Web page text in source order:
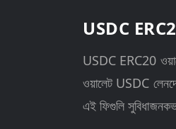
USDC
USDC ERC20
ওয়ালেট USDC
এই ফিগুলি